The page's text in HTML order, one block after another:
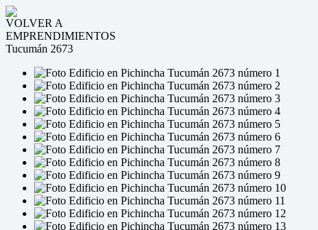
VOLVER A
EMPRENDIMIENTOS
Tucumán 2673